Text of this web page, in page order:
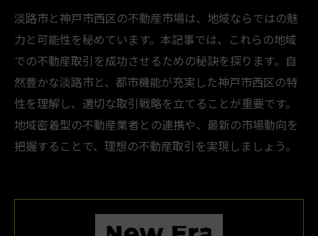
淡路市と神戸市西区の不動産市場は、地域ならではの魅
力と可能性を秘めています。本記事では、これらの地域
での不動産取引を成功させるための秘訣を探ります。自
然豊かな淡路市と、都市機能が充実した神戸市西区の特
性を理解し、適切な取引戦略を立てることが重要です。
地域密着型の不動産業者との連携や、最新の市場動向を
把握することで、理想の不動産取引を実現しましょう。